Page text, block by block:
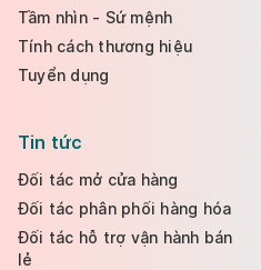
Tầm nhìn - Sứ mệnh
Tính cách thương hiệu
Tuyển dụng
Tin tức
Đối tác mở cửa hàng
Đối tác phân phối hàng hóa
Đối tác hỗ trợ vận hành bán
lẻ